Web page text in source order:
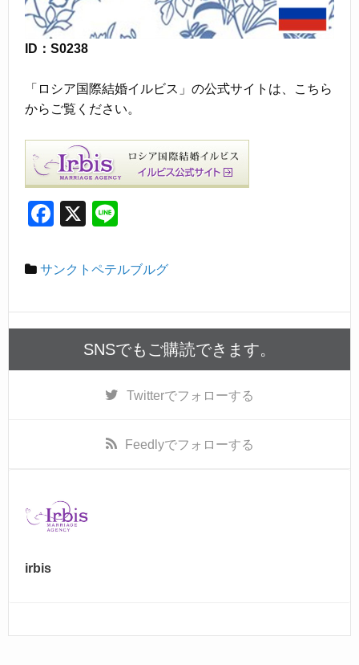
ID：S0238
「ロシア国際結婚イルビス」の公式サイトは、こちら
からご覧ください。
F
c
b
o
X
e
サンクトペテルブルグ
SNSでもご購読できます。
Twitterでフォローする
Feedlyでフォローする
irbis